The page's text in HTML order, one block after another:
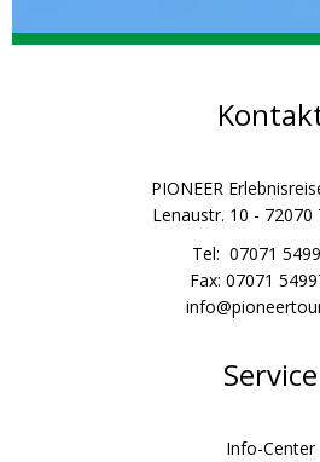
PIONEER
Lenaustr. 10 - 72070
Tel: 07071
Fax: 07071
Service
Info-Center